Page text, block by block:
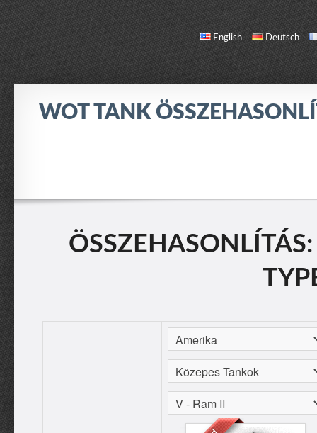
English Deutsch
WOT TANK